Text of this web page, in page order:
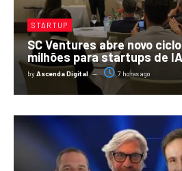
STARTUP
SC Ventures abre novo
milhões para startups de IA
byAscenda Digital 7 horas ago